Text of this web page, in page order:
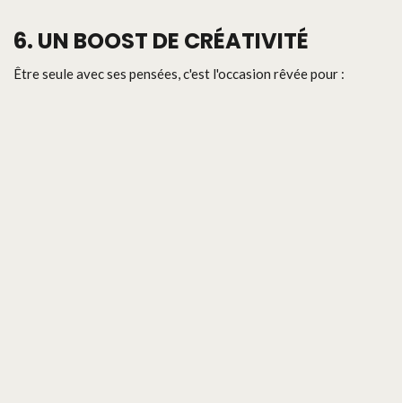
6. UN BOOST DE CRÉATIVITÉ
Être seule avec ses pensées, c'est l'occasion rêvée pour :